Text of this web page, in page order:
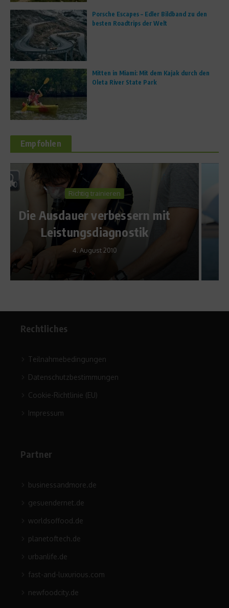
Porsche Escapes – Edler Bildband zu den
besten Roadtrips der Welt
Mitten in Miami: Mit dem Kajak durch den
Oleta River State Park
Empfohlen
Richtig trainieren
Lindenstraßen-Star finisht
Triathlon in Sydney
Rechtliches
Teilnahmebedingungen
Datenschutzbestimmungen
Cookie-Richtlinie (EU)
Impressum
Partner
businessandmore.de
gesuendernet.de
worldsoffood.de
planetoftech.de
urbanlife.de
fast-and-luxurious.com
newfoodcity.de